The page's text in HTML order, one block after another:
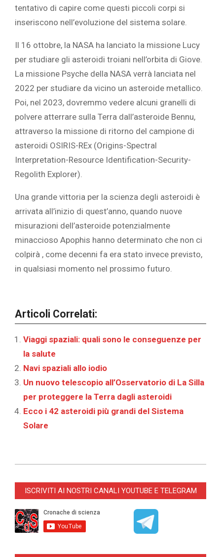
tentativo di capire come questi piccoli corpi si
inseriscono nell’evoluzione del sistema solare.‎
‎Il 16 ottobre, la NASA ha lanciato la ‎‎missione Lucy‎‎
per studiare gli asteroidi troiani nell’orbita di Giove.
La ‎‎missione Psyche‎‎ della NASA verrà lanciata nel
2022 per studiare da vicino un asteroide metallico.
Poi, nel 2023, dovremmo vedere alcuni granelli di
polvere atterrare sulla Terra dall’asteroide Bennu,
attraverso la missione di ritorno del campione di
‎‎asteroidi OSIRIS-REx‎‎ (Origins-Spectral
Interpretation-Resource Identification-Security-
Regolith Explorer).‎
‎Una grande vittoria per la scienza degli asteroidi è
arrivata all’inizio di quest’anno, quando nuove
misurazioni dell’asteroide potenzialmente
minaccioso Apophis hanno determinato che ‎‎non ci
colpirà , come decenni fa era stato invece previsto,
‎in qualsiasi momento nel prossimo futuro.
Articoli Correlati:
Viaggi spaziali: quali sono le conseguenze per
la salute
Navi spaziali allo iodio
Un nuovo telescopio all’Osservatorio di La Silla
per proteggere la Terra dagli asteroidi
Ecco i 42 asteroidi più grandi del Sistema
Solare
11-
ISCRIVITI AI NOSTRI CANALI YOUTUBE E TELEGRAM